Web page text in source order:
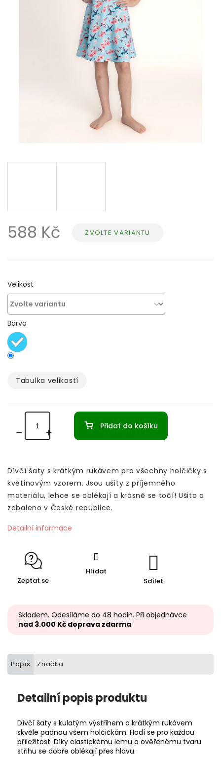
588 Kč Měrná
ZVOLTE VARIANTU
Velikost
Barva
Tabulka velikostí­
Přidat do košíku
Dívčí šaty s krátkým rukávem pro všechny holčičky s
květinovým vzorem. Jsou ušity z příjemného
materiálu, lehce se oblékají a krásně se točí! Ušito a
zabaleno v České republice.
Detailní informace
Zeptat se
Hlídat
Sdílet
Skladem. Odesíláme do 48 hodin. Při objednávce
nad 3.000 Kč doprava zdarma
Popis Značka
Detailní popis produktu
Dívčí šaty s kulatým výstřihem a krátkým rukávem
skvěle padnou všem holčičkám. Hodí se pro každou
příležitost. Díky elastickému lemu a ověřenému tvaru
střihu se dobře oblékají přes hlavu.